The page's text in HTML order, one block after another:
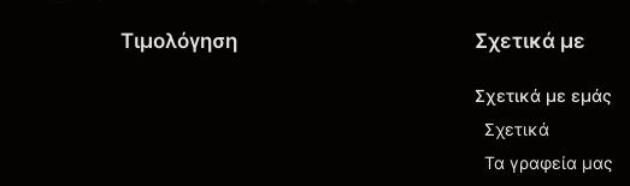
Τιμολόγηση Σχετικά με
Σχετικά με εμάς
Σχετικά
Τα γραφεία μας